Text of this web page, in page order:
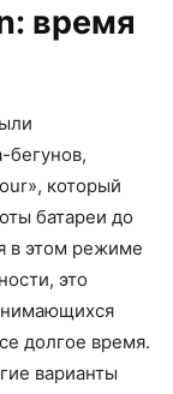
время
бегунов,
который
батареи до
в этом режиме
это
долгое время.
варианты